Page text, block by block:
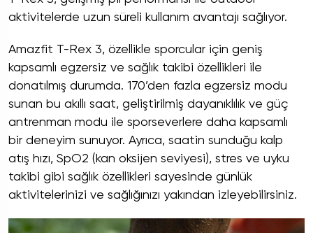
aktivitelerde uzun süreli kullanım avantajı sağlıyor.
Amazfit T-Rex 3, özellikle sporcular için geniş
kapsamlı egzersiz ve sağlık takibi özellikleri ile
donatılmış durumda. 170’den fazla egzersiz modu
sunan bu akıllı saat, geliştirilmiş dayanıklılık ve güç
antrenman modu ile sporseverlere daha kapsamlı
bir deneyim sunuyor. Ayrıca, saatin sunduğu kalp
atış hızı, SpO2 (kan oksijen seviyesi), stres ve uyku
takibi gibi sağlık özellikleri sayesinde günlük
aktivitelerinizi ve sağlığınızı yakından izleyebilirsiniz.